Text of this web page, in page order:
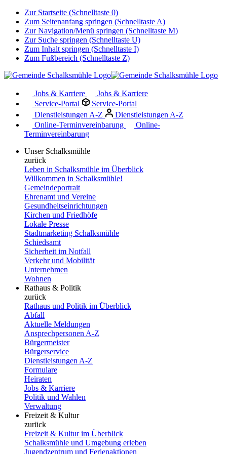
Zur Startseite (Schnelltaste 0)
Zum Seitenanfang springen (Schnelltaste A)
Zur Navigation/Menü springen (Schnelltaste M)
Zur Suche springen (Schnelltaste U)
Zum Inhalt springen (Schnelltaste I)
Zum Fußbereich (Schnelltaste Z)
Jobs & Karriere
Jobs & Karriere
Service-Portal
Service-Portal
Dienstleistungen A-Z
Dienstleistungen A-Z
Online-Terminvereinbarung
Online-
Terminvereinbarung
Unser Schalksmühle
zurück
Leben in Schalksmühle im Überblick
Willkommen in Schalksmühle!
Gemeindeportrait
Ehrenamt und Vereine
Gesundheitseinrichtungen
Kirchen und Friedhöfe
Lokale Presse
Stadtmarketing Schalksmühle
Schiedsamt
Sicherheit im Notfall
Verkehr und Mobilität
Unternehmen
Wohnen
Rathaus & Politik
zurück
Rathaus und Politik im Überblick
Abfall
Aktuelle Meldungen
Ansprechpersonen A-Z
Bürgermeister
Bürgerservice
Dienstleistungen A-Z
Formulare
Heiraten
Jobs & Karriere
Politik und Wahlen
Verwaltung
Freizeit & Kultur
zurück
Freizeit & Kultur im Überblick
Schalksmühle und Umgebung erleben
Jugendzentrum und Ferienaktionen